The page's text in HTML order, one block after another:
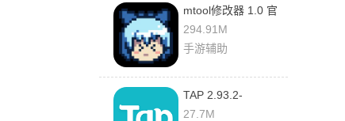
mtool修改器 1.0 官
方版
294.91M
手游辅助
TAP 2.93.2-
rel#100000 安卓版
27.7M